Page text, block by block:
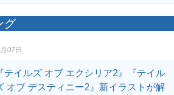
グ
07日
『テイルズ オブ エクシリア2』『テイル
オブ デスティニー2』新イラストが解